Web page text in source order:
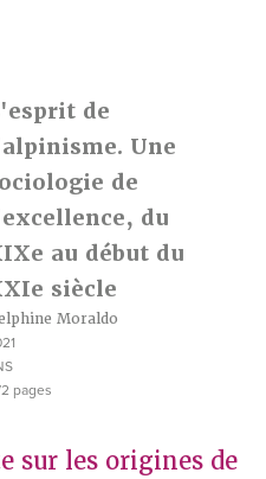
de
Une
de
du
au début du
siècle
Moraldo
pages
sur les origines de